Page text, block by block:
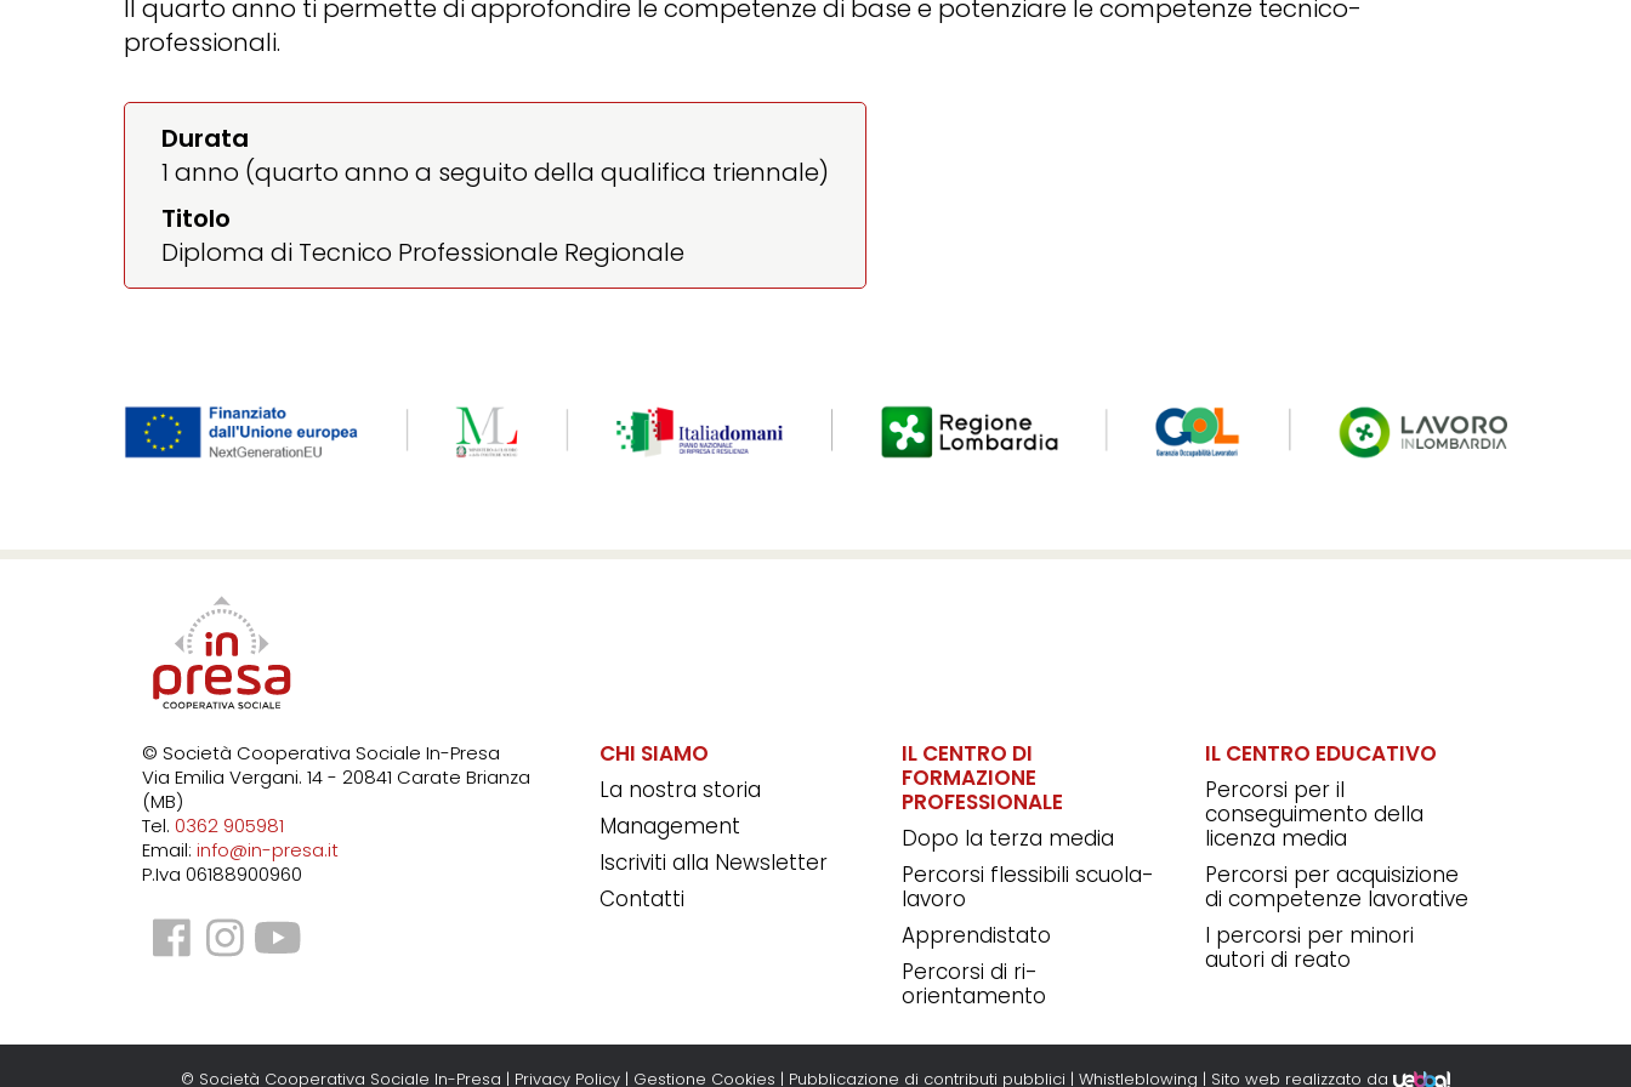
Il quarto anno ti permette di approfondire le competenze di base e potenziare le competenze tecnico-
professionali.
Durata
1 anno (quarto anno a seguito della qualifica triennale)
Titolo
Diploma di Tecnico Professionale Regionale
© Società Cooperativa Sociale In-Presa
Via Emilia Vergani. 14 - 20841 Carate Brianza
(MB)
Tel. 0362 905981
Email: info@in-presa.it
P.Iva 06188900960
CHI SIAMO
La nostra storia
Management
Iscriviti alla Newsletter
Contatti
IL CENTRO DI
FORMAZIONE
PROFESSIONALE
Dopo la terza media
Percorsi flessibili scuola-
lavoro
Apprendistato
Percorsi di ri-
orientamento
IL CENTRO EDUCATIVO
Percorsi per il
conseguimento della
licenza media
Percorsi per acquisizione
di competenze lavorative
I percorsi per minori
autori di reato
© Società Cooperativa Sociale In-Presa | Privacy Policy | Gestione Cookies | Pubblicazione di contributi pubblici | Whistleblowing | Sito web realizzato da